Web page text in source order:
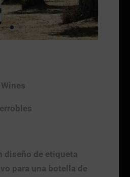
diseño de etiqueta
para una botella de